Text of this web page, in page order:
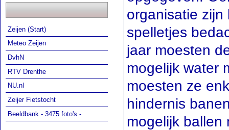
Zeijen (Start)
Meteo Zeijen
DvhN
RTV Drenthe
NU.nl
Zeijer Fietstocht
Beeldbank - 3475 foto's -
organisatie
spelletjes
jaar moesten
mogelijk water
moesten ze
hindernis
mogelijk ballen